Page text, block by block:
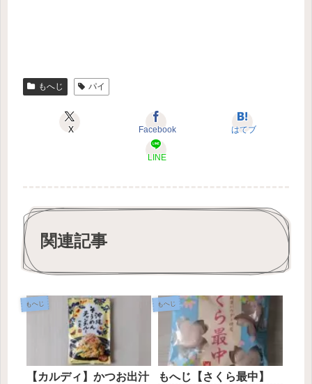
もへじ パイ
X Facebook はてブ
LINE
関連記事
もへじ
【カルディ】かつお出汁
もへじ
もへじ【さくら最中】